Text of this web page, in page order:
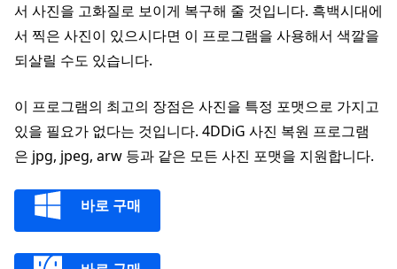
서 사진을 고화질로 보이게 복구해 줄 것입니다. 흑백시대에
서 찍은 사진이 있으시다면 이 프로그램을 사용해서 색깔을
되살릴 수도 있습니다.
이 프로그램의 최고의 장점은 사진을 특정 포맷으로 가지고
있을 필요가 없다는 것입니다. 4DDiG 사진 복원 프로그램
은 jpg, jpeg, arw 등과 같은 모든 사진 포맷을 지원합니다.
바로 구매